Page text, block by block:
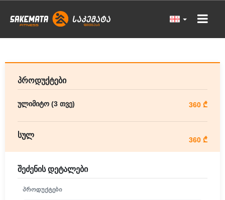
პროდუქტები
ულიმიტო (3 თვე) 360 ₾
სულ
360 ₾
შეძენის დეტალები
ᲞᲠᲝᲓᲣᲥᲢᲔᲑᲘ